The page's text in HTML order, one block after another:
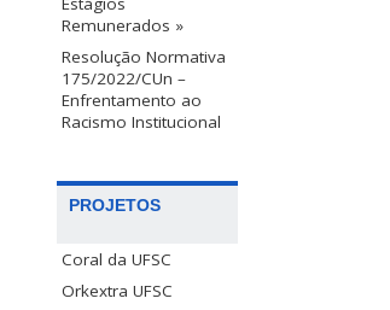
Remunerados »
Resolução Normativa
175/2022/CUn –
Enfrentamento ao
Racismo Institucional
PROJETOS
Coral da UFSC
Orkextra UFSC